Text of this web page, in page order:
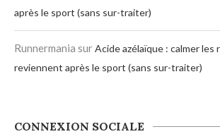
après le sport (sans sur-traiter)
Runnermania surAcide azélaïque : calmer les
reviennent après le sport (sans sur-traiter)
CONNEXION SOCIALE